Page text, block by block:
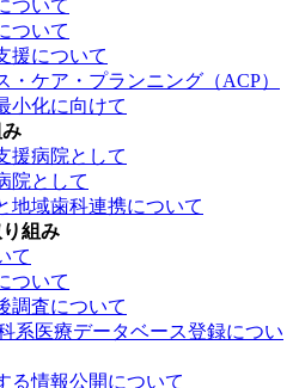
ついて
ついて
援について
・ケア・プランニング（ACP）
小化に向けて
援病院として
院として
地域歯科連携について
組み
て
ついて
調査について
医療データベース登録につい
る情報公開について